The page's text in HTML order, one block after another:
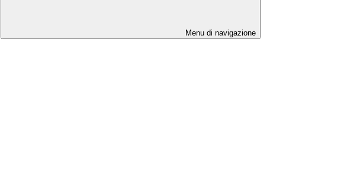
Menu di navigazione